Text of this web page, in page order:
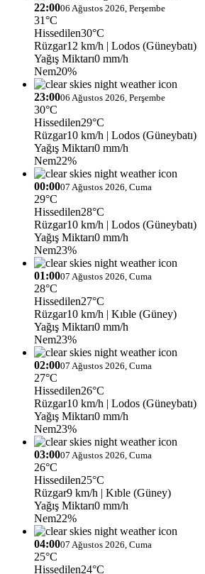
22:0006 Ağustos 2026, Perşembe
31°C
Hissedilen30°C
Rüzgar12 km/h | Lodos (Güneybatı)
Yağış Miktarı0 mm/h
Nem20%
23:0006 Ağustos 2026, Perşembe
30°C
Hissedilen29°C
Rüzgar10 km/h | Lodos (Güneybatı)
Yağış Miktarı0 mm/h
Nem22%
00:0007 Ağustos 2026, Cuma
29°C
Hissedilen28°C
Rüzgar10 km/h | Lodos (Güneybatı)
Yağış Miktarı0 mm/h
Nem23%
01:0007 Ağustos 2026, Cuma
28°C
Hissedilen27°C
Rüzgar10 km/h | Kıble (Güney)
Yağış Miktarı0 mm/h
Nem23%
02:0007 Ağustos 2026, Cuma
27°C
Hissedilen26°C
Rüzgar10 km/h | Lodos (Güneybatı)
Yağış Miktarı0 mm/h
Nem23%
03:0007 Ağustos 2026, Cuma
26°C
Hissedilen25°C
Rüzgar9 km/h | Kıble (Güney)
Yağış Miktarı0 mm/h
Nem22%
04:0007 Ağustos 2026, Cuma
25°C
Hissedilen24°C